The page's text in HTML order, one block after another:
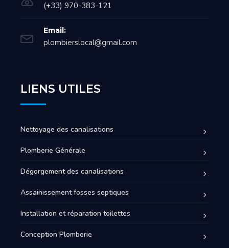
(+33) 970-383-121
Email:
plombierslocal@gmail.com
LIENS UTILES
Nettoyage des canalisations
Plomberie Générale
Dégorgement des canalisations
Assainissement fosses septiques
Installation et réparation toilettes
Conception Plomberie